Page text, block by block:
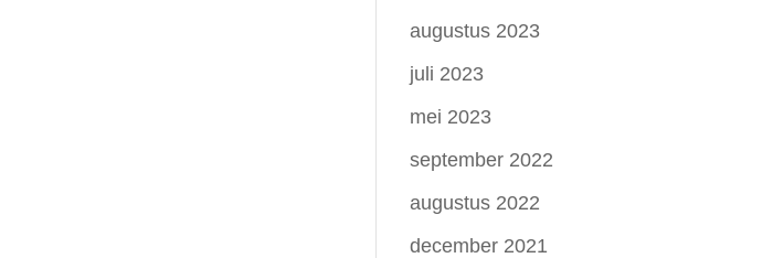
augustus 2023
juli 2023
mei 2023
september 2022
augustus 2022
december 2021